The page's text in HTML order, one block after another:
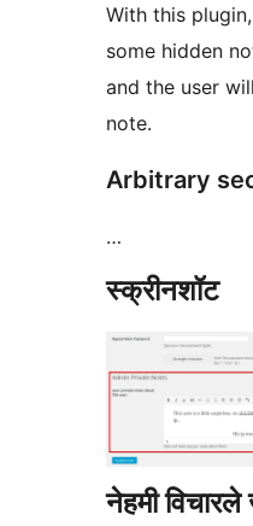
With this
some hidden
and the user
note.
Arbitrary
…
स्क्रीनशॉट
नेहमी विचारले